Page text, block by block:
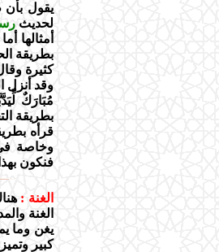
يقول بأن
لحديث
أمثالها
بطريقة
كثيرة
وقد أنزل
مُبَارَكٌ
بطريقة
قرأه
وخاصة في
فنكون
الغنة :
الغنة
يغن وما
كبير